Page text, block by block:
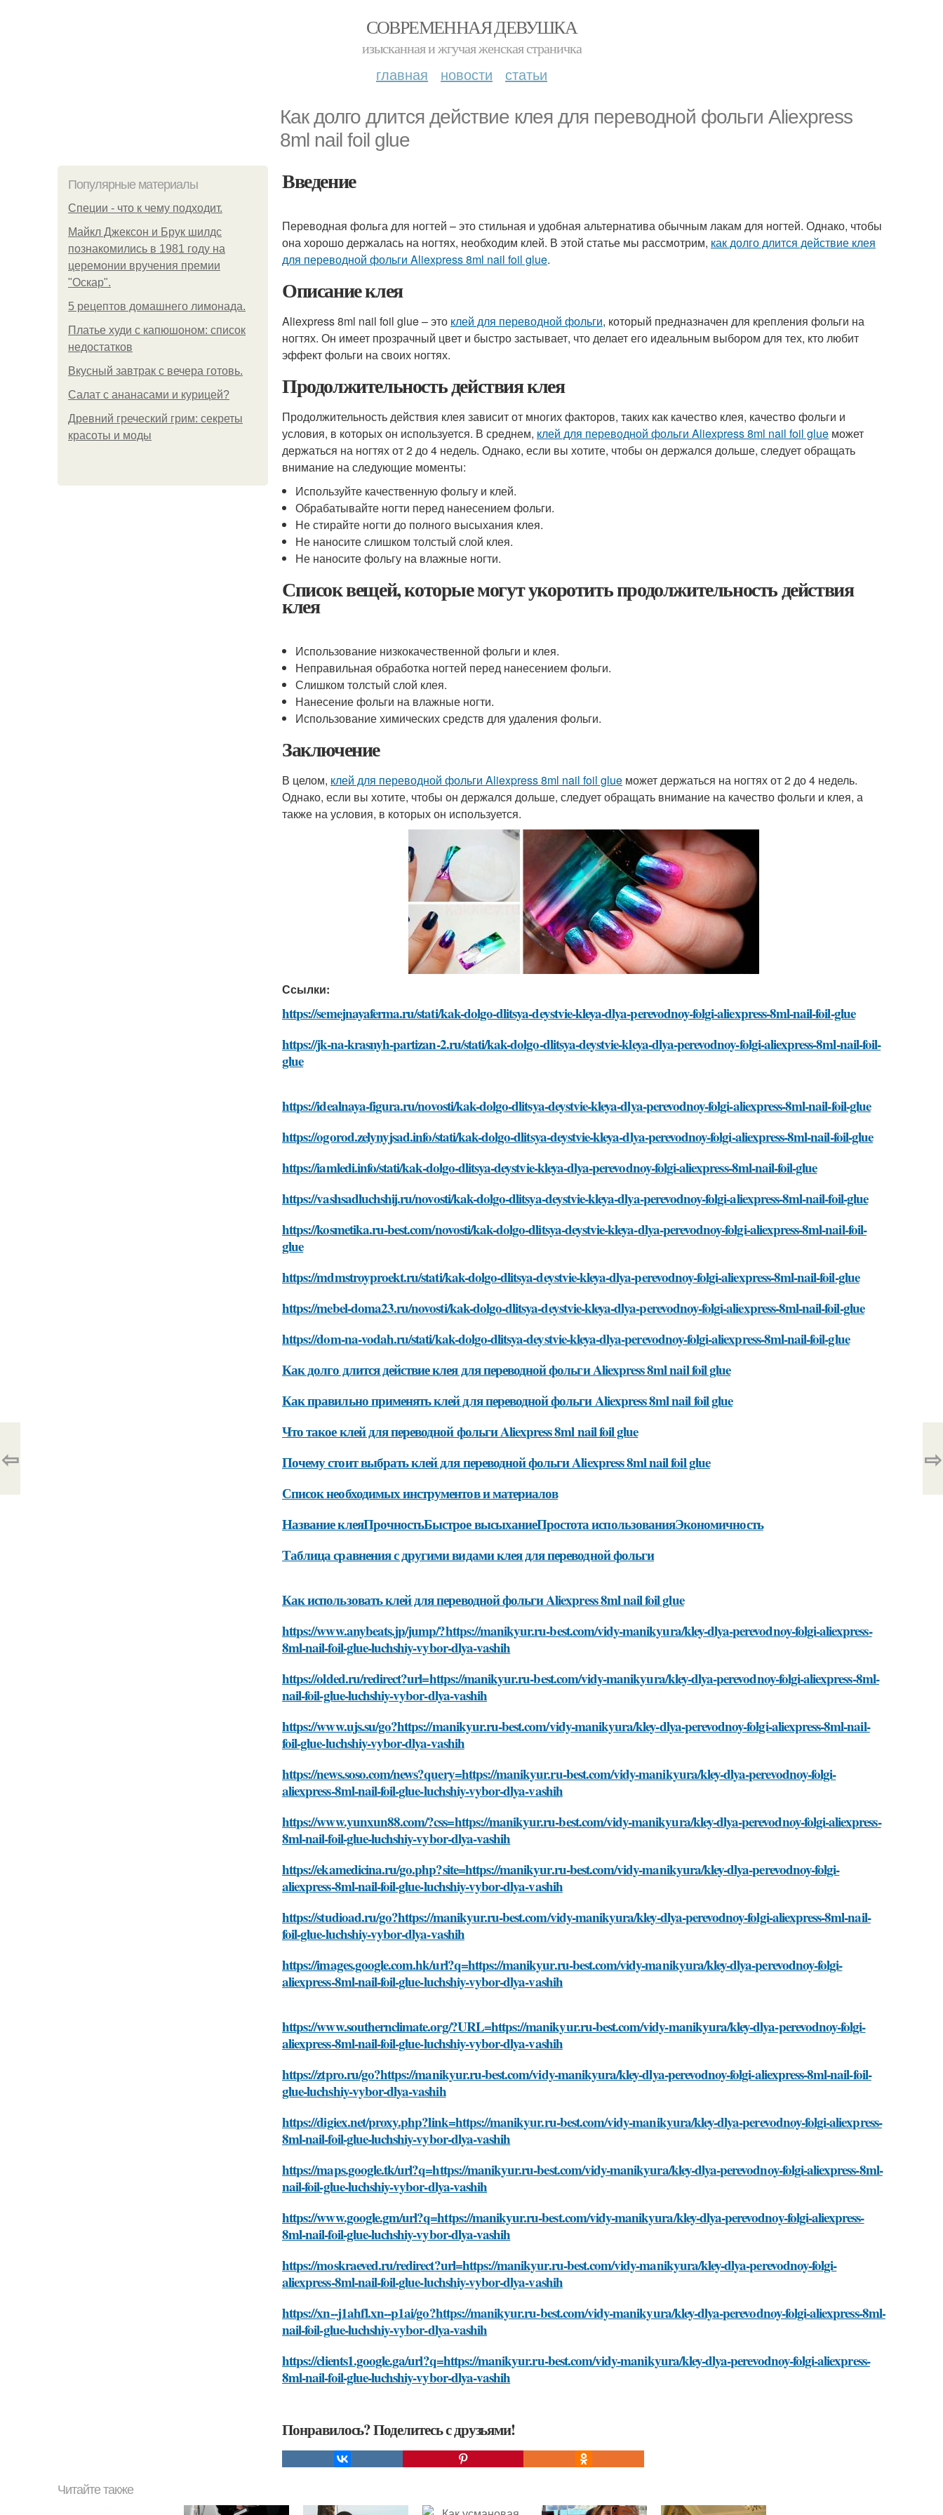
СОВРЕМЕННАЯ ДЕВУШКА
изысканная и жгучая женская страничка
главная новости статьи
Как долго длится действие клея для переводной фольги Aliexpress
8ml nail foil glue
Популярные материалы
Специи - что к чему подходит.
Майкл Джексон и Брук шилдс
познакомились в 1981 году на
церемонии вручения премии
"Оскар".
5 рецептов домашнего лимонада.
Платье худи с капюшоном: список
недостатков
Вкусный завтрак с вечера готовь.
Салат с ананасами и курицей?
Древний греческий грим: секреты
красоты и моды
Введение
Переводная фольга для ногтей – это стильная и удобная альтернатива обычным лакам для ногтей. Однако, чтобы
она хорошо держалась на ногтях, необходим клей. В этой статье мы рассмотрим, как долго длится действие клея
для переводной фольги Aliexpress 8ml nail foil glue.
Описание клея
Aliexpress 8ml nail foil glue – это клей для переводной фольги, который предназначен для крепления фольги на
ногтях. Он имеет прозрачный цвет и быстро застывает, что делает его идеальным выбором для тех, кто любит
эффект фольги на своих ногтях.
Продолжительность действия клея
Продолжительность действия клея зависит от многих факторов, таких как качество клея, качество фольги и
условия, в которых он используется. В среднем, клей для переводной фольги Aliexpress 8ml nail foil glue может
держаться на ногтях от 2 до 4 недель. Однако, если вы хотите, чтобы он держался дольше, следует обращать
внимание на следующие моменты:
Используйте качественную фольгу и клей.
Обрабатывайте ногти перед нанесением фольги.
Не стирайте ногти до полного высыхания клея.
Не наносите слишком толстый слой клея.
Не наносите фольгу на влажные ногти.
Список вещей, которые могут укоротить продолжительность действия
клея
Использование низкокачественной фольги и клея.
Неправильная обработка ногтей перед нанесением фольги.
Слишком толстый слой клея.
Нанесение фольги на влажные ногти.
Использование химических средств для удаления фольги.
Заключение
В целом, клей для переводной фольги Aliexpress 8ml nail foil glue может держаться на ногтях от 2 до 4 недель.
Однако, если вы хотите, чтобы он держался дольше, следует обращать внимание на качество фольги и клея, а
также на условия, в которых он используется.
Ссылки:
https://semejnayaferma.ru/stati/kak-dolgo-dlitsya-deystvie-kleya-dlya-perevodnoy-folgi-aliexpress-8ml-nail-foil-glue
https://jk-na-krasnyh-partizan-2.ru/stati/kak-dolgo-dlitsya-deystvie-kleya-dlya-perevodnoy-folgi-aliexpress-8ml-nail-foil-
glue
https://idealnaya-figura.ru/novosti/kak-dolgo-dlitsya-deystvie-kleya-dlya-perevodnoy-folgi-aliexpress-8ml-nail-foil-glue
https://ogorod.zelynyjsad.info/stati/kak-dolgo-dlitsya-deystvie-kleya-dlya-perevodnoy-folgi-aliexpress-8ml-nail-foil-glue
https://iamledi.info/stati/kak-dolgo-dlitsya-deystvie-kleya-dlya-perevodnoy-folgi-aliexpress-8ml-nail-foil-glue
https://vashsadluchshij.ru/novosti/kak-dolgo-dlitsya-deystvie-kleya-dlya-perevodnoy-folgi-aliexpress-8ml-nail-foil-glue
https://kosmetika.ru-best.com/novosti/kak-dolgo-dlitsya-deystvie-kleya-dlya-perevodnoy-folgi-aliexpress-8ml-nail-foil-
glue
https://mdmstroyproekt.ru/stati/kak-dolgo-dlitsya-deystvie-kleya-dlya-perevodnoy-folgi-aliexpress-8ml-nail-foil-glue
https://mebel-doma23.ru/novosti/kak-dolgo-dlitsya-deystvie-kleya-dlya-perevodnoy-folgi-aliexpress-8ml-nail-foil-glue
https://dom-na-vodah.ru/stati/kak-dolgo-dlitsya-deystvie-kleya-dlya-perevodnoy-folgi-aliexpress-8ml-nail-foil-glue
Как долго длится действие клея для переводной фольги Aliexpress 8ml nail foil glue
Как правильно применять клей для переводной фольги Aliexpress 8ml nail foil glue
Что такое клей для переводной фольги Aliexpress 8ml nail foil glue
Почему стоит выбрать клей для переводной фольги Aliexpress 8ml nail foil glue
Список необходимых инструментов и материалов
Название клеяПрочностьБыстрое высыханиеПростота использованияЭкономичность
Таблица сравнения с другими видами клея для переводной фольги
Как использовать клей для переводной фольги Aliexpress 8ml nail foil glue
https://www.anybeats.jp/jump/?https://manikyur.ru-best.com/vidy-manikyura/kley-dlya-perevodnoy-folgi-aliexpress-
8ml-nail-foil-glue-luchshiy-vybor-dlya-vashih
https://olded.ru/redirect?url=https://manikyur.ru-best.com/vidy-manikyura/kley-dlya-perevodnoy-folgi-aliexpress-8ml-
nail-foil-glue-luchshiy-vybor-dlya-vashih
https://www.ujs.su/go?https://manikyur.ru-best.com/vidy-manikyura/kley-dlya-perevodnoy-folgi-aliexpress-8ml-nail-
foil-glue-luchshiy-vybor-dlya-vashih
https://news.soso.com/news?query=https://manikyur.ru-best.com/vidy-manikyura/kley-dlya-perevodnoy-folgi-
aliexpress-8ml-nail-foil-glue-luchshiy-vybor-dlya-vashih
https://www.yunxun88.com/?css=https://manikyur.ru-best.com/vidy-manikyura/kley-dlya-perevodnoy-folgi-aliexpress-
8ml-nail-foil-glue-luchshiy-vybor-dlya-vashih
https://ekamedicina.ru/go.php?site=https://manikyur.ru-best.com/vidy-manikyura/kley-dlya-perevodnoy-folgi-
aliexpress-8ml-nail-foil-glue-luchshiy-vybor-dlya-vashih
https://studioad.ru/go?https://manikyur.ru-best.com/vidy-manikyura/kley-dlya-perevodnoy-folgi-aliexpress-8ml-nail-
foil-glue-luchshiy-vybor-dlya-vashih
https://images.google.com.hk/url?q=https://manikyur.ru-best.com/vidy-manikyura/kley-dlya-perevodnoy-folgi-
aliexpress-8ml-nail-foil-glue-luchshiy-vybor-dlya-vashih
https://www.southernclimate.org/?URL=https://manikyur.ru-best.com/vidy-manikyura/kley-dlya-perevodnoy-folgi-
aliexpress-8ml-nail-foil-glue-luchshiy-vybor-dlya-vashih
https://ztpro.ru/go?https://manikyur.ru-best.com/vidy-manikyura/kley-dlya-perevodnoy-folgi-aliexpress-8ml-nail-foil-
glue-luchshiy-vybor-dlya-vashih
https://digiex.net/proxy.php?link=https://manikyur.ru-best.com/vidy-manikyura/kley-dlya-perevodnoy-folgi-aliexpress-
8ml-nail-foil-glue-luchshiy-vybor-dlya-vashih
https://maps.google.tk/url?q=https://manikyur.ru-best.com/vidy-manikyura/kley-dlya-perevodnoy-folgi-aliexpress-8ml-
nail-foil-glue-luchshiy-vybor-dlya-vashih
https://www.google.gm/url?q=https://manikyur.ru-best.com/vidy-manikyura/kley-dlya-perevodnoy-folgi-aliexpress-
8ml-nail-foil-glue-luchshiy-vybor-dlya-vashih
https://moskraeved.ru/redirect?url=https://manikyur.ru-best.com/vidy-manikyura/kley-dlya-perevodnoy-folgi-
aliexpress-8ml-nail-foil-glue-luchshiy-vybor-dlya-vashih
https://xn--j1ahfl.xn--p1ai/go?https://manikyur.ru-best.com/vidy-manikyura/kley-dlya-perevodnoy-folgi-aliexpress-8ml-
nail-foil-glue-luchshiy-vybor-dlya-vashih
https://clients1.google.ga/url?q=https://manikyur.ru-best.com/vidy-manikyura/kley-dlya-perevodnoy-folgi-aliexpress-
8ml-nail-foil-glue-luchshiy-vybor-dlya-vashih
Понравилось? Поделитесь с друзьями!
⇦ ⇨
Читайте также